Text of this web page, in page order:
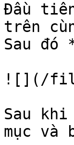
Đầu
trên
Sau đó
![](/files/
Sau
mục và